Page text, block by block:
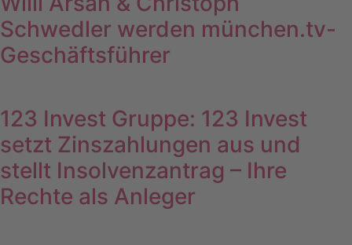
Schwedler werden münchen.tv-
Geschäftsführer
123 Invest Gruppe: 123 Invest
setzt Zinszahlungen aus und
stellt Insolvenzantrag – Ihre
Rechte als Anleger